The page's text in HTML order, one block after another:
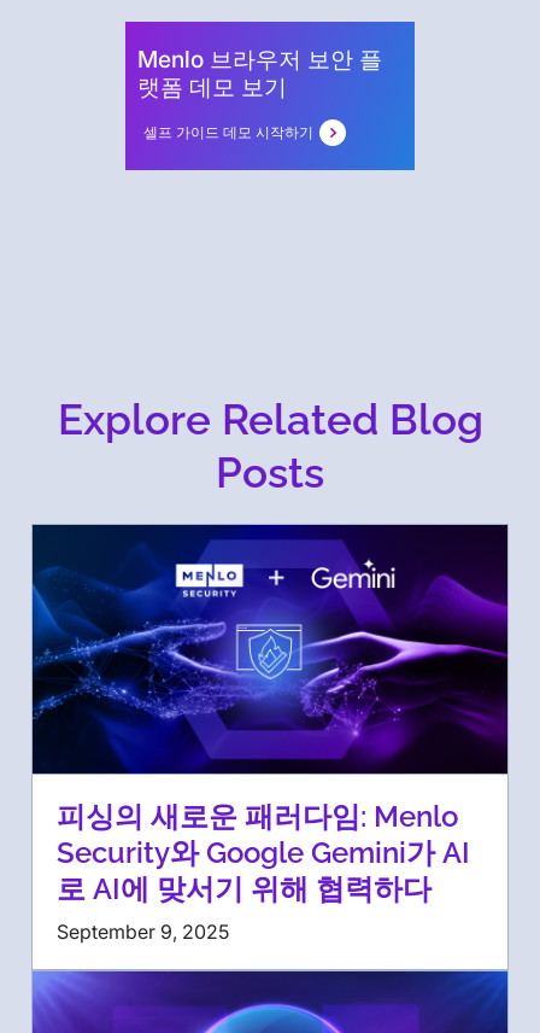
Menlo 브라우저 보안 플
랫폼 데모 보기
셀프 가이드 데모 시작하기
Explore Related Blog
Posts
피싱의 새로운 패러다임: Menlo
Security와 Google Gemini가 AI
로 AI에 맞서기 위해 협력하다
September 9, 2025